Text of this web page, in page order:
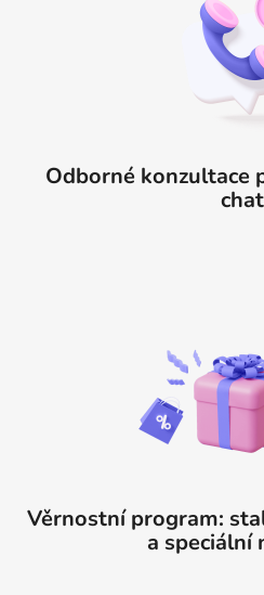
Odborné konzultace
chat
Věrnostní program:
a speciální